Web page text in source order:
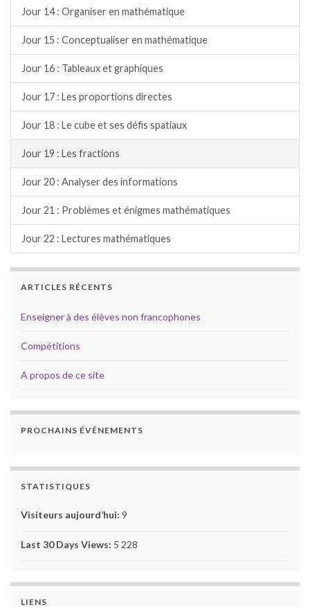
Jour 14 : Organiser en mathématique
Jour 15 : Conceptualiser en mathématique
Jour 16 : Tableaux et graphiques
Jour 17 : Les proportions directes
Jour 18 : Le cube et ses défis spatiaux
Jour 19 : Les fractions
Jour 20 : Analyser des informations
Jour 21 : Problèmes et énigmes mathématiques
Jour 22 : Lectures mathématiques
ARTICLES RÉCENTS
Enseigner à des élèves non francophones
Compétitions
A propos de ce site
PROCHAINS ÉVÉNEMENTS
STATISTIQUES
Visiteurs aujourd’hui: 9
Last 30 Days Views: 5 228
LIENS